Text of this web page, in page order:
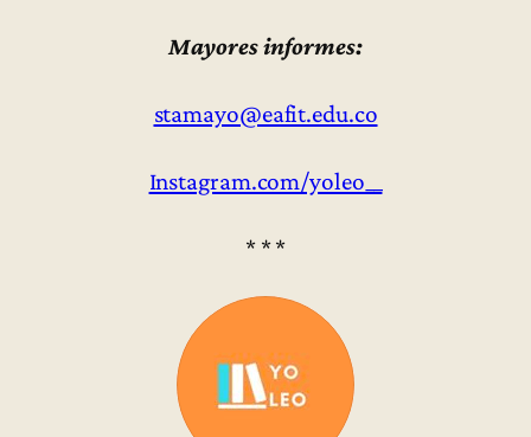
Mayores informes:
stamayo@eafit.edu.co
Instagram.com/yoleo__
* * *